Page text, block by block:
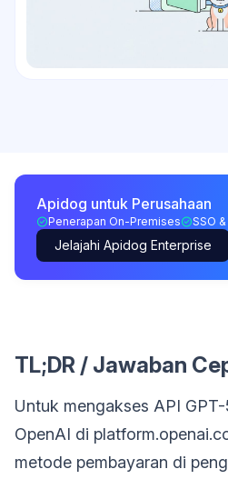
Apidog untuk Perusahaan
Penerapan On-Premises SSO &
Jelajahi Apidog Enterprise
TL;DR / Jawaban
Untuk mengakses API
OpenAI di
metode pembayaran di